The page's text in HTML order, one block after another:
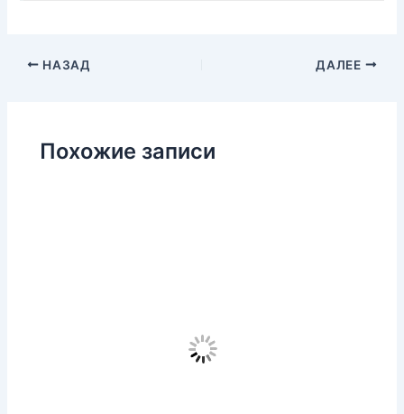
НАЗАД ДАЛЕЕ
Похожие записи